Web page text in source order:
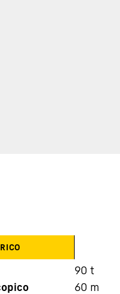
90 t
60 m